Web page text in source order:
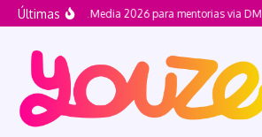
Ir para o conteúdo
ÚltimasSocial Media 2026 para mentorias via DM